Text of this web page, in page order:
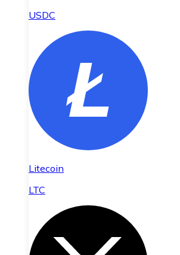
USDC
Litecoin
LTC